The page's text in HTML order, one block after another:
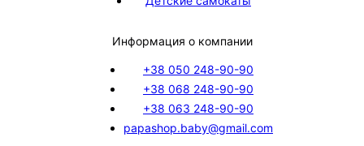
Информация о компании
+38 050 248-90-90
+38 068 248-90-90
+38 063 248-90-90
papashop.baby@gmail.com